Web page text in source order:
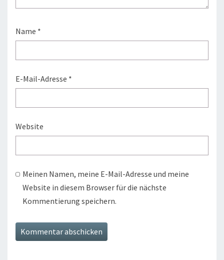
Name *
E-Mail-Adresse *
Website
Meinen Namen, meine E-Mail-Adresse und meine
Website in diesem Browser für die nächste
Kommentierung speichern.